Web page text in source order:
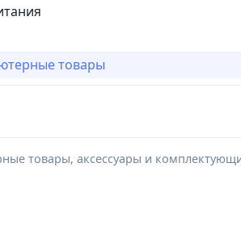
товары
товары, аксессуары и